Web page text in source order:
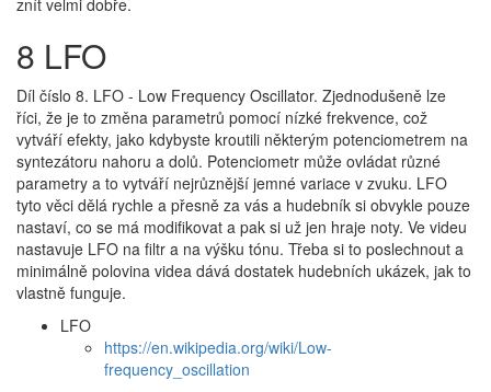
znít velmi dobře.
8 LFO
Díl číslo 8. LFO - Low Frequency Oscillator. Zjednodušeně lze
říci, že je to změna parametrů pomocí nízké frekvence, což
vytváří efekty, jako kdybyste kroutili některým potenciometrem na
syntezátoru nahoru a dolů. Potenciometr může ovládat různé
parametry a to vytváří nejrůznější jemné variace v zvuku. LFO
tyto věci dělá rychle a přesně za vás a hudebník si obvykle pouze
nastaví, co se má modifikovat a pak si už jen hraje noty. Ve videu
nastavuje LFO na filtr a na výšku tónu. Třeba si to poslechnout a
minimálně polovina videa dává dostatek hudebních ukázek, jak to
vlastně funguje.
LFO
https://en.wikipedia.org/wiki/Low-
frequency_oscillation